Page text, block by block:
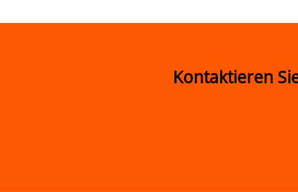
Kontaktieren